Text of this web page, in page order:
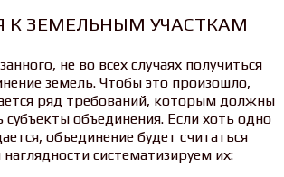
К ЗЕМЕЛЬНЫМ УЧАСТКАМ
не во всех случаях получиться
земель. Чтобы это произошло,
ряд требований, которым должны
субъекты объединения. Если хоть одно
объединение будет считаться
систематизируем их: